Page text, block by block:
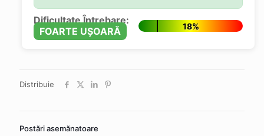
Dificultate Întrebare:
FOARTE UȘOARĂ
18%
Distribuie
Postări asemănatoare